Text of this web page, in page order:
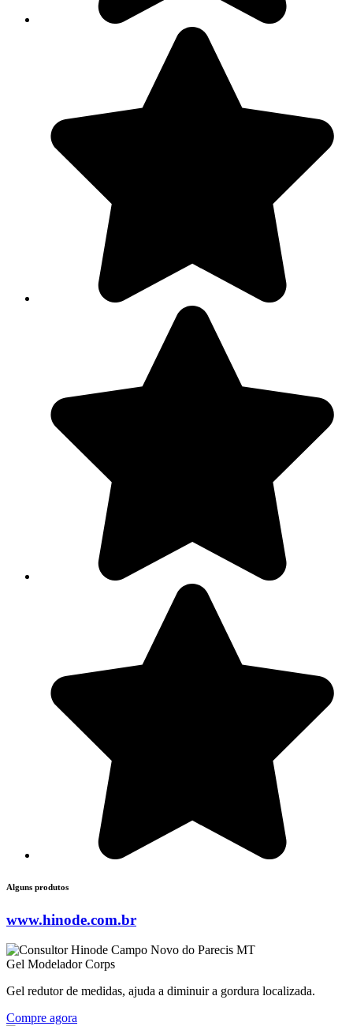
Alguns produtos
www.hinode.com.br
Gel Modelador Corps
Gel redutor de medidas, ajuda a diminuir a gordura localizada.
Compre agora